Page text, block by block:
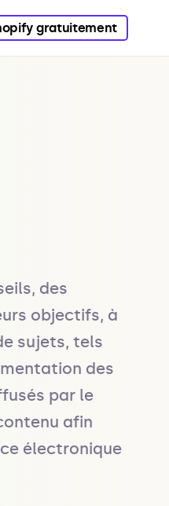
gratuitement
des
objectifs, à
sujets, tels
des
par le
afin
électronique